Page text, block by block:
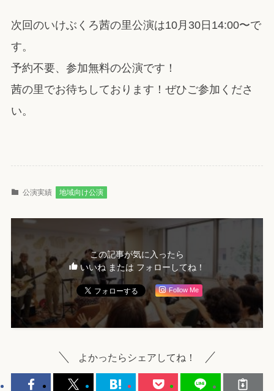
次回のいけぶくろ茜の里公演は10月30日14:00〜で
す。
予約不要、参加無料の公演です！
茜の里でお待ちしております！ぜひご参加くださ
い。
公演実績 地域向け公演
この記事が気に入ったら
いいね または フォローしてね！
Follow Me
よかったらシェアしてね！